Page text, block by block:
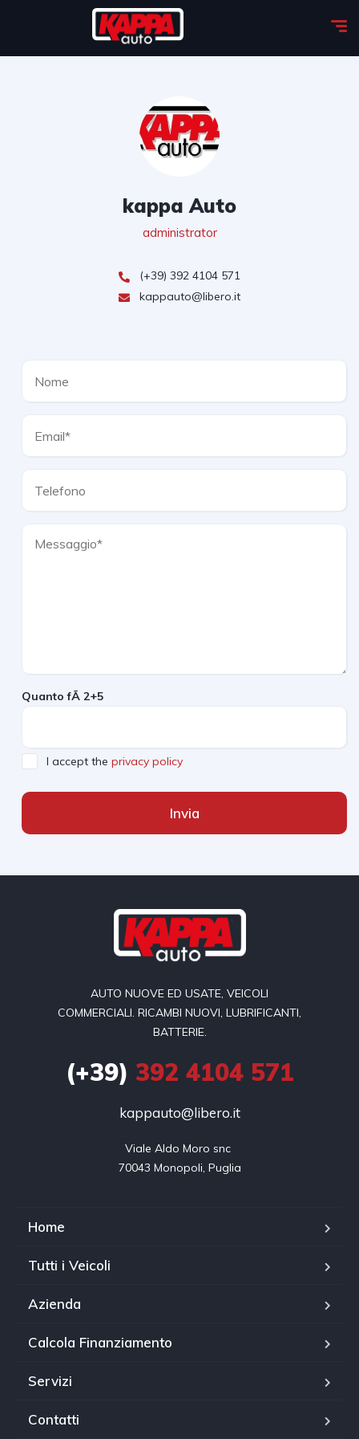
kappa Auto
administrator
(+39) 392 4104 571
kappauto@libero.it
Quanto fÃ 2+5
I accept the privacy policy
Invia
AUTO NUOVE ED USATE, VEICOLI
COMMERCIALI. RICAMBI NUOVI, LUBRIFICANTI,
BATTERIE.
(+39) 392 4104 571
kappauto@libero.it
Viale Aldo Moro snc
70043 Monopoli, Puglia
Home
Tutti i Veicoli
Azienda
Calcola Finanziamento
Servizi
Contatti